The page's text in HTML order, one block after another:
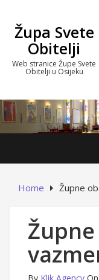
contentŽupa Svete
Obitelji
Web stranice Župe Svete
Obitelji u Osijeku
Home Župne